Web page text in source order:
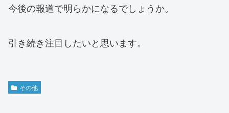
今後の報道で明らかになるでしょうか。
引き続き注目したいと思います。
その他